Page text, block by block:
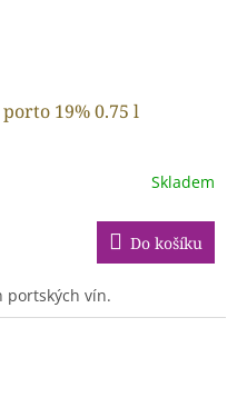
19% 0.75 l
Skladem
Do košíku
portských vín.